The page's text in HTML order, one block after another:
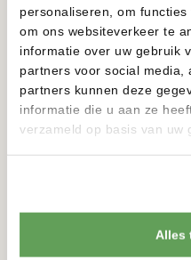
personaliseren, om
om ons websiteverkeer te
informatie over uw gebruik
partners voor social media,
partners kunnen deze
informatie die u aan ze
verzameld op basis van uw
Alles
COMPOSIET BREDE
HOUTSTRUCTUUR
TERRASPLANK VINTAGE
3000-5000MM